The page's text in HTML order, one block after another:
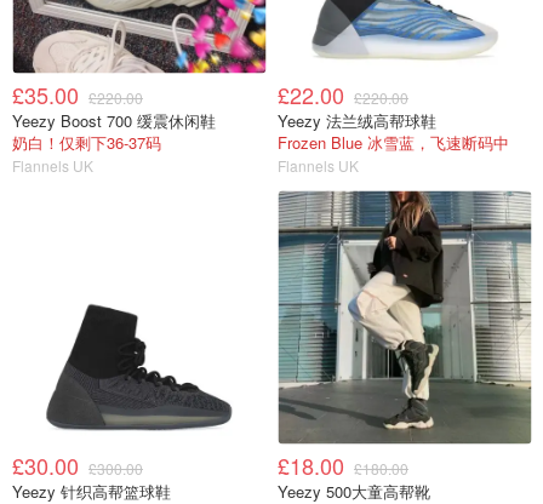
£35.00 £220.00
Yeezy Boost 700 缓震休闲鞋
奶白！仅剩下36-37码
Flannels UK
£22.00 £220.00
Yeezy 法兰绒高帮球鞋
Frozen Blue 冰雪蓝，飞速断码中
Flannels UK
£30.00 £300.00
Yeezy 针织高帮篮球鞋
£18.00 £180.00
Yeezy 500大童高帮靴